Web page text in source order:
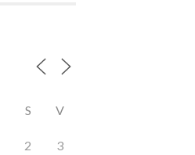
S V
2 3